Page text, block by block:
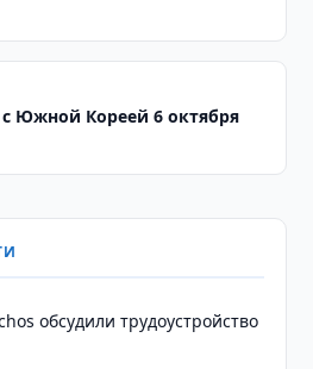
с Южной Кореей 6 октября
обсудили трудоустройство